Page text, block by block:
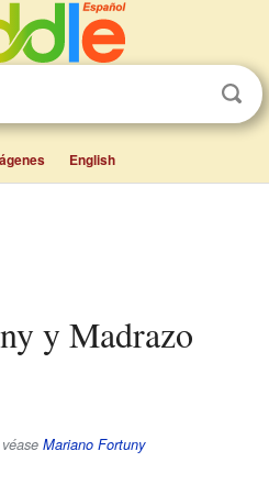
English
Mariano Fortuny